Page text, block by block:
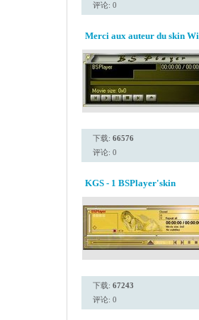
评论: 0
Merci aux auteur du skin
下载: 66576
评论: 0
KGS - 1 BSPlayer'skin
下载: 67243
评论: 0